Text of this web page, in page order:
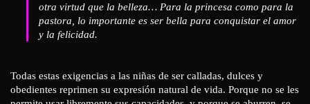
otra virtud que la belleza… Para la princesa como para la
pastora, lo importante es ser bella para conquistar el amor
y la felicidad.
Todas estas exigencias a las niñas de ser calladas, dulces y
obedientes reprimen su expresión natural de vida. Porque no se les